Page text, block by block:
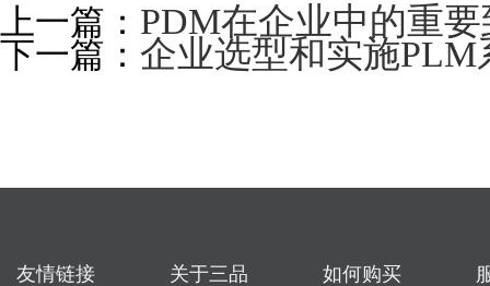
上一篇： PDM在企业中的重
下一篇： 企业选型和实施
友情链接 关于三品 如何购买